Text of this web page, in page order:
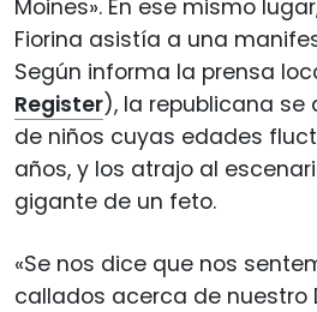
Moines». En ese mismo
Fiorina asistía a una
Según informa la prensa
Register), la republicana se
de niños cuyas edades
años, y los atrajo al
gigante de un feto.
«Se nos dice que nos
callados acerca de nuestro